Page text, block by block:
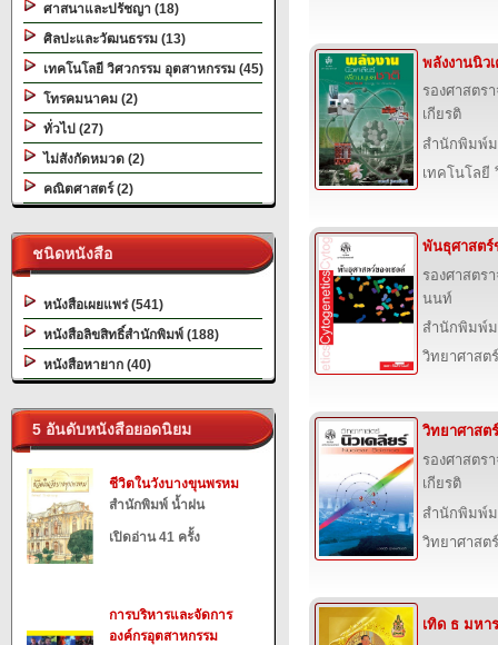
ศาสนาและปรัชญา (18)
ศิลปะและวัฒนธรรม (13)
เทคโนโลยี วิศวกรรม อุตสาหกรรม (45)
โทรคมนาคม (2)
ทั่วไป (27)
ไม่สังกัดหมวด (2)
คณิตศาสตร์ (2)
ชนิดหนังสือ
หนังสือเผยแพร่ (541)
หนังสือลิขสิทธิ์สำนักพิมพ์ (188)
หนังสือหายาก (40)
5 อันดับหนังสือยอดนิยม
ชีวิตในวังบางขุนพรหม
สำนักพิมพ์ น้ำฝน
เปิดอ่าน 41 ครั้ง
การบริหารและจัดการ
องค์กรอุตสาหกรรม
พลังงานนิว
รองศาสตร
เกียรติ
สำนักพิมพ์ม
เทคโนโลยี
พันธุศาสตร์
รองศาสตร
นนท์
สำนักพิมพ์ม
วิทยาศาสตร์
วิทยาศาสต
รองศาสตร
เกียรติ
สำนักพิมพ์ม
วิทยาศาสตร์
เทิด ธ มหา